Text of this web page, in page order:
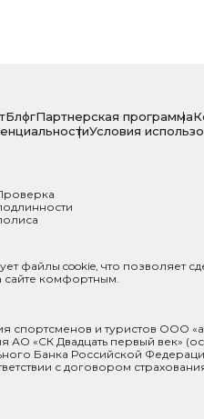
БлогПартнерская программа
Условия
файлы cookie, что позволяет
сайте комфортным.
спортсменов и туристов ООО
АО «СК Двадцать первый век»
Банка Российской
с договором